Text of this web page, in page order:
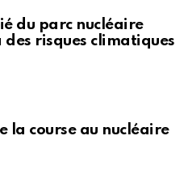
du parc nucléaire
risques climatiques
la course au nucléaire